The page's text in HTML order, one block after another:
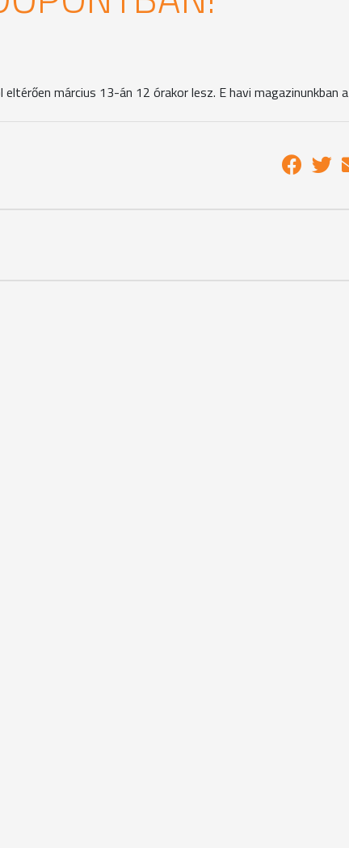
március 13-án 12 órakor lesz. E havi magazinunkban a